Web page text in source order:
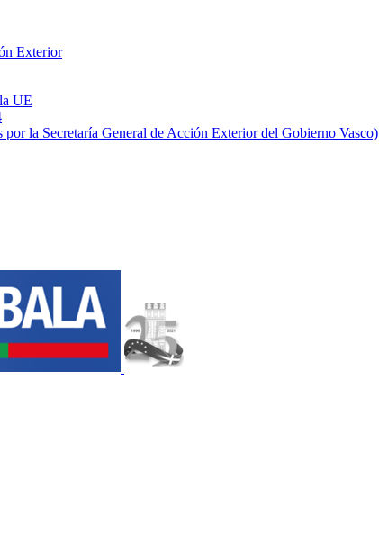
Exterior
UE
por la Secretaría General de Acción Exterior del Gobierno Vasco)